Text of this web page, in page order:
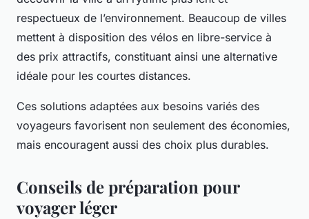
respectueux de l’environnement. Beaucoup de villes
mettent à disposition des vélos en libre-service à
des prix attractifs, constituant ainsi une alternative
idéale pour les courtes distances.
Ces solutions adaptées aux besoins variés des
voyageurs favorisent non seulement des économies,
mais encouragent aussi des choix plus durables.
Conseils de préparation pour
voyager léger